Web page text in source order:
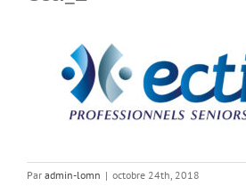
Par admin-lomn | octobre 24th, 2018